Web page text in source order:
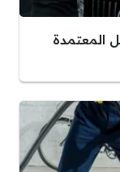
المعتمدة